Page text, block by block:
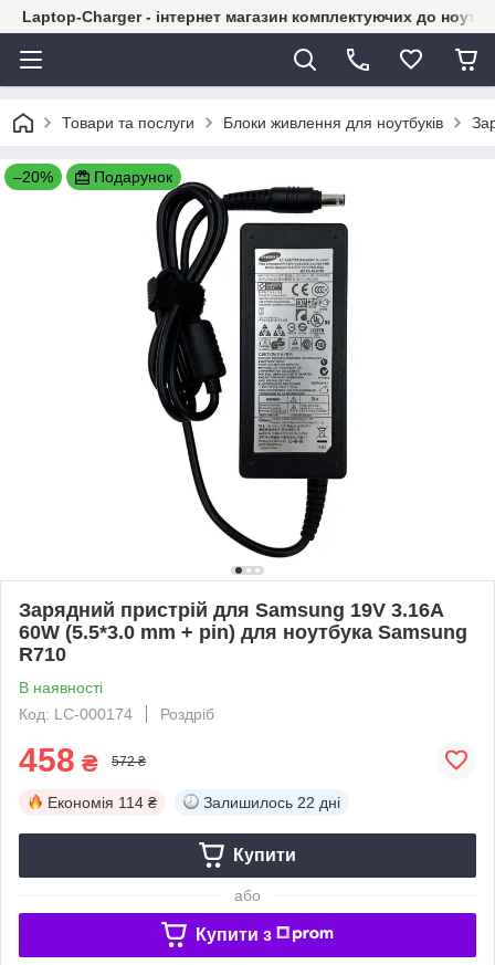
Laptop-Charger - інтернет магазин комплектуючих до
Товари та послуги Блоки живлення для ноутбуків
–20% Подарунок
Зарядний пристрій для Samsung 19V 3.16A
60W (5.5*3.0 mm + pin) для ноутбука Samsung
R710
В наявності
Код: LC-000174
Роздріб
458 ₴ 572 ₴
Економія 114 ₴ Залишилось 22 дні
Купити
або
Купити з